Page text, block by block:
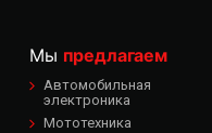
Мы предлагаем
Автомобильная
электроника
Мототехника